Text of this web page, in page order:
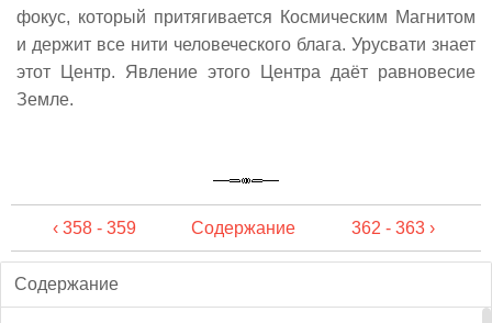
фокус, который притягивается Космическим Магнитом
и держит все нити человеческого блага. Урусвати знает
этот Центр. Явление этого Центра даёт равновесие
Земле.
‹ 358 - 359 Содержание 362 - 363 ›
Содержание